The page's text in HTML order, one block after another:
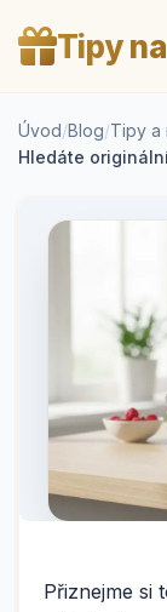
Tipy
Úvod/Blog/Tipy a
Hledáte
Přiznejme si